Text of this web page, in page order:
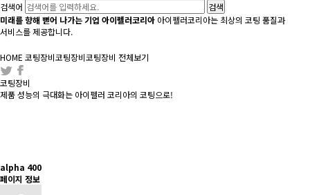
검색어
미래를 향해 뻗어 나가는 기업 아이펠러코리아 아이펠러코리아는 최상의 코팅 품질과
서비스를 제공합니다.
HOME 코팅장비코팅장비코팅장비 전체보기
코팅장비
제품 성능의 극대화는 아이펠러 코리아의 코팅으로!
alpha 400
페이지 정보